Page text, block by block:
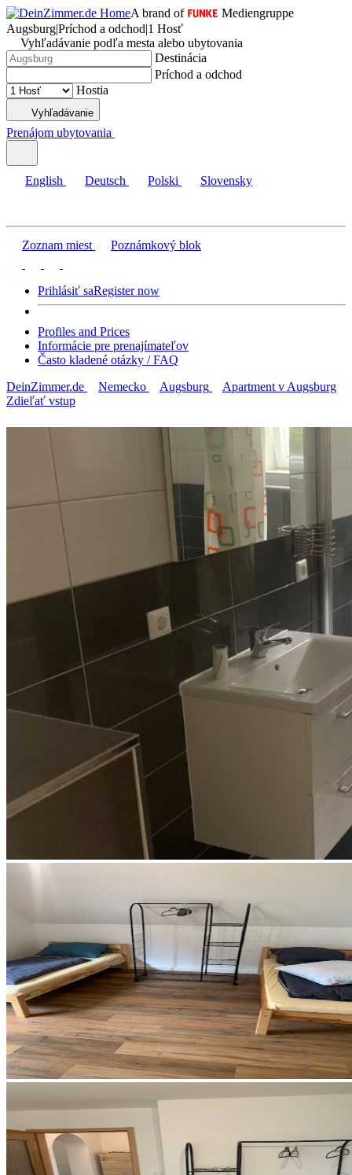
A brand of
Mediengruppe
Augsburg|Príchod a odchod|1 Hosť
Vyhľadávanie podľa mesta alebo ubytovania
Destinácia
Príchod a odchod
Hostia
Vyhľadávanie
Prenájom ubytovania
English Deutsch Polski Slovensky
Zoznam miest Poznámkový blok
Prihlásiť saRegister now
Profiles and Prices
Informácie pre prenajímateľov
Často kladené otázky / FAQ
DeinZimmer.de
Nemecko Augsburg
Apartment v Augsburg
Zdieľať vstup